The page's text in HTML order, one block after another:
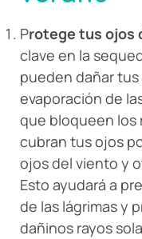
Protege tus ojos
clave en la
pueden dañar
evaporación de
que bloqueen los
cubran tus ojos
ojos del viento y
Esto ayudará a
de las lágrimas y
dañinos rayos